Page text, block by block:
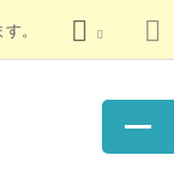
。